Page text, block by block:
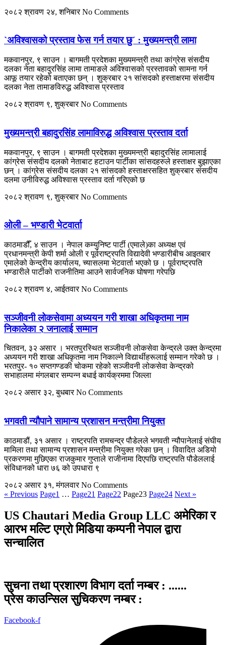
२०८२ श्रावण २४, शनिबारNo Comments
`अविश्वासको प्रस्ताव फेस गर्न तयार छु´ : मुख्यमन्त्री लामा
मकवानपुर, ९ साउन । बागमती प्रदेशका मुख्यमन्त्री तथा कांग्रेस संसदीय
दलका नेता बहादुरसिंह लामा तामाङले अविश्वासको प्रस्तावको सामना गर्न
आफू तयार रहेको बताएका छन् । शुक्रबार २१ सांसदको हस्ताक्षरमा संसदीय
दलका नेता तामाङविरुद्ध अविश्वास प्रस्ताव
२०८२ श्रावण ९, शुक्रबारNo Comments
मुख्यमन्त्री बहादुरसिंह लामाविरुद्ध अविश्वास प्रस्ताव दर्ता
मकवानपुर, ९ साउन । बागमती प्रदेशका मुख्यमन्त्री बहादुरसिंह लामालाई
कांग्रेस संसदीय दलको नेताबाट हटाउन पार्टीका सांसदहरुले हस्ताक्षर बुझाएका
छन् । कांग्रेस संसदीय दलका २१ सांसदको हस्ताक्षरसहित शुक्रबार संसदीय
दलमा उनीविरुद्ध अविश्वास प्रस्ताव दर्ता गरिएको छ
२०८२ श्रावण ९, शुक्रबारNo Comments
ओली – भण्डारी भेटवार्ता
काठमाडौँ, ४ साउन । नेपाल कम्युनिष्ट पार्टी (एमाले)का अध्यक्ष एवं
प्रधानमन्त्री केपी शर्मा ओली र पूर्वराष्ट्रपति विद्यादेवी भण्डारीबीच आइतबार
एमालेको केन्द्रीय कार्यालय, च्यासलमा भेटवार्ता भएको छ । पूर्वराष्ट्रपति
भण्डारीले पार्टीको राजनीतिमा आउने सार्वजनिक घोषणा गरेपछि
२०८२ श्रावण ४, आईतवारNo Comments
सञ्जीवनी लोकसेवामा अध्ययन गरी शाखा अधिकृतमा नाम
निकालेका २ जनालाई सम्मान
चितवन, ३२ असार । भरतपुरस्थित सञ्जीवनी लोकसेवा केन्द्रले उक्त केन्द्रमा
अध्ययन गरी शाखा अधिकृतमा नाम निकाल्ने विद्यार्थीहरूलाई सम्मान गरेको छ ।
भरतपुर- १० सप्तगण्डकी चोकमा रहेको सञ्जीवनी लोकसेवा केन्द्रको
सभाहालमा मंगलबार सम्पन्न बधाई कार्यक्रममा जिल्ला
२०८२ असार ३२, बुधबारNo Comments
भगवती न्यौपाने सामान्य प्रशासन मन्त्रीमा नियुक्त
काठमाडौं, ३१ असार । राष्ट्रपति रामचन्द्र पौडेलले भगवती न्यौपानेलाई संघीय
मामिला तथा सामान्य प्रशासन मन्त्रीमा नियुक्त गरेका छन् । विवादित अडियो
प्रकरणमा मुछिएका राजकुमार गुप्ताले राजीनामा दिएपछि राष्ट्रपति पौडेललाई
संविधानको धारा ७६ को उपधारा ९
२०८२ असार ३१, मंगलवारNo Comments
« Previous Page1 … Page21 Page22 Page23 Page24 Next »
US Chautari Media Group LLC अमेरिका र
आरभ मल्टि एग्रो मिडिया कम्पनी नेपाल द्वारा
सन्चालित
सुचना तथा प्रशारण विभाग दर्ता नम्बर : ......
प्रेस काउन्सिल सुचिकरण नम्बर :
Facebook-f